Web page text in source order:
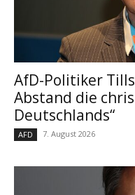
AfD-Politiker
Abstand die
Deutschlands“
AFD 7. August 2026